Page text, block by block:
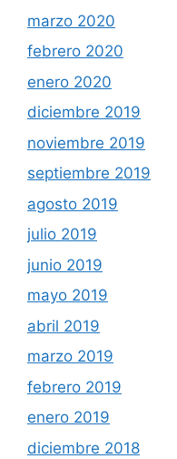
marzo 2020
febrero 2020
enero 2020
diciembre 2019
noviembre 2019
septiembre 2019
agosto 2019
julio 2019
junio 2019
mayo 2019
abril 2019
marzo 2019
febrero 2019
enero 2019
diciembre 2018